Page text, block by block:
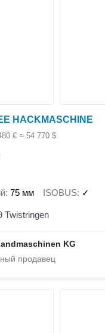
HACKMASCHINE
€ ≈ 54 770 $
75 мм ISOBUS ✓
Twistringen
KG